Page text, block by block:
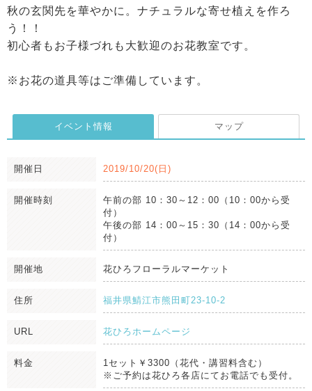
秋の玄関先を華やかに。ナチュラルな寄せ植えを作ろ
う！！
初心者もお子様づれも大歓迎のお花教室です。
※お花の道具等はご準備しています。
イベント情報 マップ
開催日 2019/10/20(日)
開催時刻
午前の部 10：30～12：00（10：00から受
付）
午後の部 14：00～15：30（14：00から受
付）
開催地 花ひろフローラルマーケット
住所 福井県鯖江市熊田町23-10-2
URL 花ひろホームページ
料金
1セット￥3300（花代・講習料含む）
※ご予約は花ひろ各店にてお電話でも受付。